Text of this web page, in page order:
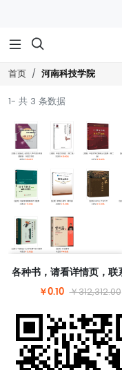

首页 河南科技学院
1- 共 3 条数据
￥0.10 ￥312,312.00